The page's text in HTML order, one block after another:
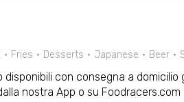
Fries Desserts Japanese Beer
disponibili con consegna a domicilio
nostra App o su Foodracers.com